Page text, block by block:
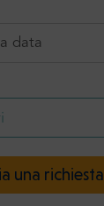
data
una richiesta